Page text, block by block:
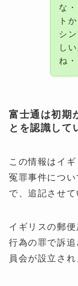
な
ト
シ
し
ね・
富士通は初期
とを認識して
この情報はイ
冤罪事件につ
で、追記させて
イギリスの郵
行為の罪で訴
員会が設立され